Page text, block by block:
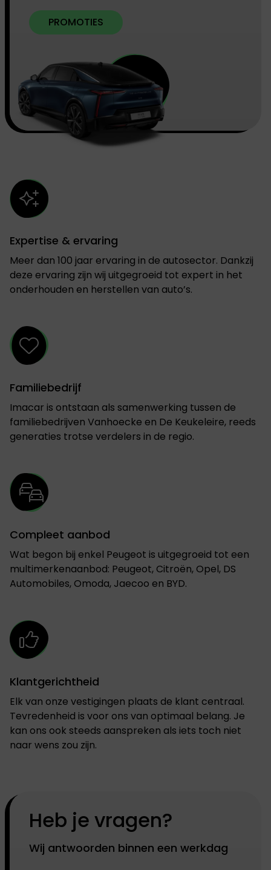
PROMOTIES
Expertise & ervaring
Meer dan 100 jaar ervaring in de autosector. Dankzij
deze ervaring zijn wij uitgegroeid tot expert in het
onderhouden en herstellen van auto’s.
Familiebedrijf
Imacar is ontstaan als samenwerking tussen de
familiebedrijven Vanhoecke en De Keukeleire, reeds
generaties trotse verdelers in de regio.
Compleet aanbod
Wat begon bij enkel Peugeot is uitgegroeid tot een
multimerkenaanbod: Peugeot, Citroën, Opel, DS
Automobiles, Omoda, Jaecoo en BYD.
Klantgerichtheid
Elk van onze vestigingen plaats de klant centraal.
Tevredenheid is voor ons van optimaal belang. Je
kan ons ook steeds aanspreken als iets toch niet
naar wens zou zijn.
Heb je vragen?
Wij antwoorden binnen een werkdag